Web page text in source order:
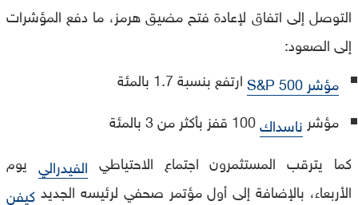
التوصل إلى اتفاق لإعادة فتح مضيق هرمز، ما دفع المؤشرات
إلى الصعود:
مؤشر S&P 500
ارتفع بنسبة 1.7 بالمئة
مؤشر ناسداك
كما يترقب المستثمرون اجتماع الاحتياطي الفيدرالي يوم
الأربعاء، بالإضافة إلى أول مؤتمر صحفي لرئيسه الجديد كيفن